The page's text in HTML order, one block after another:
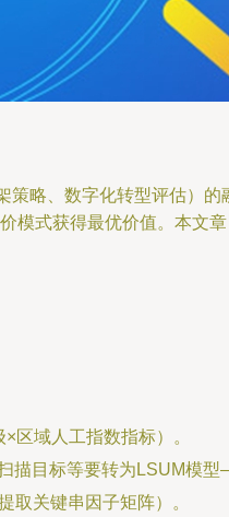
略、数字化转型评估）
式获得最优价值。本文
区域人工指数指标）。
描目标等要转为LSUM模
取关键串因子矩阵）。